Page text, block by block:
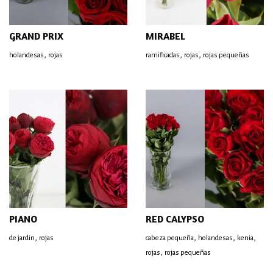
GRAND PRIX
holandesas, rojas
MIRABEL
ramificadas, rojas, rojas pequeñas
PIANO
de jardin, rojas
RED CALYPSO
cabeza pequeña, holandesas, kenia,
rojas, rojas pequeñas